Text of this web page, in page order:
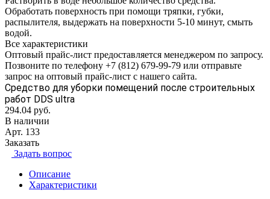
Обработать поверхность при помощи тряпки, губки,
распылителя, выдержать на поверхности 5-10 минут, смыть
водой.
Все характеристики
Оптовый прайс-лист предоставляется менеджером по запросу.
Позвоните по телефону +7 (812) 679-99-79 или отправьте
запрос на оптовый прайс-лист с нашего сайта.
Средство для уборки помещений после строительных
работ DDS ultra
294.04 руб.
В наличии
Арт. 133
Заказать
Задать вопрос
Описание
Характеристики